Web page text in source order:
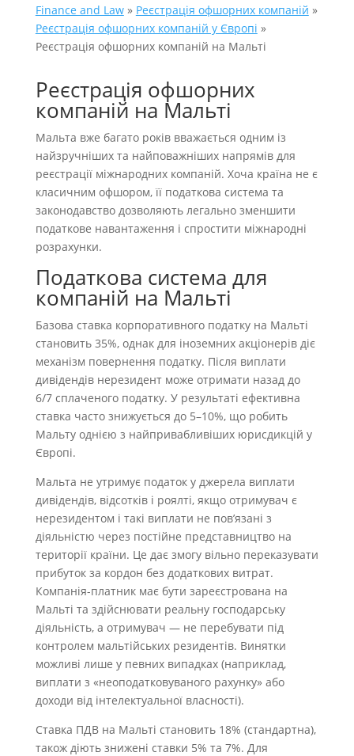
Finance and Law» Реєстрація офшорних компаній »
Реєстрація офшорних компаній у Європі »
Реєстрація офшорних компаній на Мальті
Реєстрація офшорних
компаній на Мальті
Мальта вже багато років вважається одним із
найзручніших та найповажніших напрямів для
реєстрації міжнародних компаній. Хоча країна не є
класичним офшором, її податкова система та
законодавство дозволяють легально зменшити
податкове навантаження і спростити міжнародні
розрахунки.
Податкова система для
компаній на Мальті
Базова ставка корпоративного податку на Мальті
становить 35%, однак для іноземних акціонерів діє
механізм повернення податку. Після виплати
дивідендів нерезидент може отримати назад до
6/7 сплаченого податку. У результаті ефективна
ставка часто знижується до 5–10%, що робить
Мальту однією з найпривабливіших юрисдикцій у
Європі.
Мальта не утримує податок у джерела виплати
дивідендів, відсотків і роялті, якщо отримувач є
нерезидентом і такі виплати не пов’язані з
діяльністю через постійне представництво на
території країни. Це дає змогу вільно переказувати
прибуток за кордон без додаткових витрат.
Компанія-платник має бути зареєстрована на
Мальті та здійснювати реальну господарську
діяльність, а отримувач — не перебувати під
контролем мальтійських резидентів. Винятки
можливі лише у певних випадках (наприклад,
виплати з «неоподатковуваного рахунку» або
доходи від інтелектуальної власності).
Ставка ПДВ на Мальті становить 18% (стандартна),
також діють знижені ставки 5% та 7%. Для